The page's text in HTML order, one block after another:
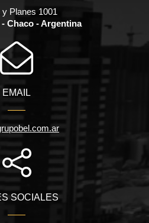
y Planes 1001
Chaco - Argentina
EMAIL
SOCIALES